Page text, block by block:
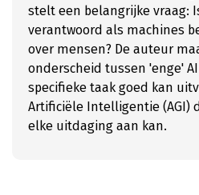
stelt een belangrijke vraag:
verantwoord als machines
over mensen? De auteur
onderscheid tussen 'enge'
specifieke taak goed kan
Artificiële Intelligentie (AGI)
elke uitdaging aan kan.